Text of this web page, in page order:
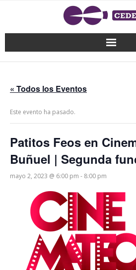
« Todos los Eventos
Este evento ha pasado.
Patitos Feos en
Buñuel | Segunda
mayo 2, 2023 @ 6:00 pm - 8:00 pm